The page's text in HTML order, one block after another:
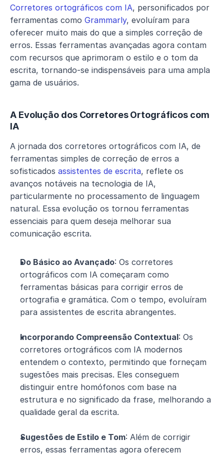
Corretores ortográficos com IA, personificados por
ferramentas como Grammarly, evoluíram para
oferecer muito mais do que a simples correção de
erros. Essas ferramentas avançadas agora contam
com recursos que aprimoram o estilo e o tom da
escrita, tornando-se indispensáveis para uma ampla
gama de usuários.
A Evolução dos Corretores Ortográficos com
IA
A jornada dos corretores ortográficos com IA, de
ferramentas simples de correção de erros a
sofisticados assistentes de escrita, reflete os
avanços notáveis na tecnologia de IA,
particularmente no processamento de linguagem
natural. Essa evolução os tornou ferramentas
essenciais para quem deseja melhorar sua
comunicação escrita.
Do Básico ao Avançado: Os corretores
ortográficos com IA começaram como
ferramentas básicas para corrigir erros de
ortografia e gramática. Com o tempo, evoluíram
para assistentes de escrita abrangentes.
Incorporando Compreensão Contextual: Os
corretores ortográficos com IA modernos
entendem o contexto, permitindo que forneçam
sugestões mais precisas. Eles conseguem
distinguir entre homófonos com base na
estrutura e no significado da frase, melhorando a
qualidade geral da escrita.
Sugestões de Estilo e Tom: Além de corrigir
erros, essas ferramentas agora oferecem